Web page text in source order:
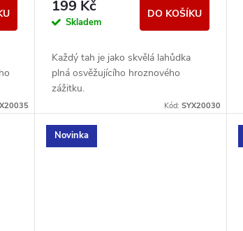
199 Kč
Skladem
DO KOŠÍKU
Každý tah je jako skvělá lahůdka
plná osvěžujícího hroznového
zážitku.
Kód: SYX20030
Novinka